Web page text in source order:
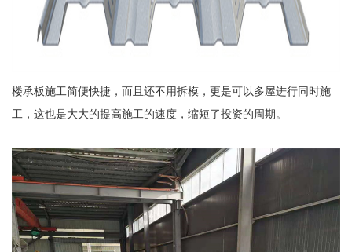
楼承板施工简便快捷，而且还不用拆模，更是可以多屋进行同时施
工，这也是大大的提高施工的速度，缩短了投资的周期。